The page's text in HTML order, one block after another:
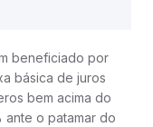
beneficiado por
básica de juros
bem acima do
o patamar do